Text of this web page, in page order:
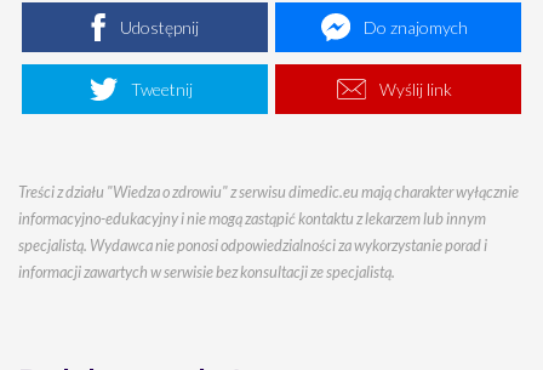
Udostępnij Do znajomych
Tweetnij Wyślij link
Treści z działu "Wiedza o zdrowiu" z serwisu dimedic.eu mają charakter wyłącznie
informacyjno-edukacyjny i nie mogą zastąpić kontaktu z lekarzem lub innym
specjalistą. Wydawca nie ponosi odpowiedzialności za wykorzystanie porad i
informacji zawartych w serwisie bez konsultacji ze specjalistą.